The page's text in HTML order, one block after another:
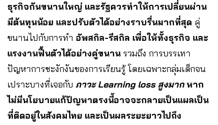
ธุรกิจกันขนานใหญ่ และรัฐควรทำให้การเปลี่ยนผ่าน
มีต้นทุนน้อย และปรับตัวได้อย่างราบรื่นมากที่สุด คู่
ขนานไปกับการทำ อัพสกิล-รีสกิล เพื่อให้ทั้งธุรกิจ และ
แรงงานฟื้นตัวได้อย่างคู่ขนาน รวมถึง การบรรเทา
ปัญหาการชะงักงันของการเรียนรู้ โดยเฉพาะกลุ่มเด็กจน
เปราะบางที่เจอกับ ภาวะ Learning loss สูงมากหาก
ไม่มีนโยบายแก้ปัญหาตรงนี้อาจจะกลายเป็นแผลเป็น
ที่ติดอยู่ในสังคมไทย และเป็นผลระยะยาวไปถึง